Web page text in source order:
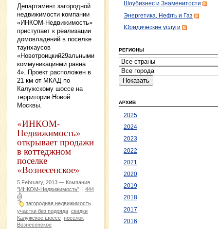
Департамент загородной
недвижимости компании
«ИНКОМ-Недвижимость»
приступает к реализации
домовладений в поселке
таунхаусов
«Новотроицкий29альными
коммуникациями равна
4». Проект расположен в
21 км от МКАД по
Калужскому шоссе на
территории Новой
Москвы.
«ИНКОМ-
Недвижимость»
открывает продажи
в коттеджном
поселке
«Вознесенское»
5 February, 2013 — Компания
"ИНКОМ-Недвижимость" | 444
загородная недвижимость
участки без подряда скидки
Калужское шоссе поселок
Вознесенское
Шоубизнес и Знаменитости
Энергетика, Нефть и Газ
Юридические услуги
РЕГИОНЫ
АРХИВ
2025
2024
2023
2022
2021
2020
2019
2018
2017
2016